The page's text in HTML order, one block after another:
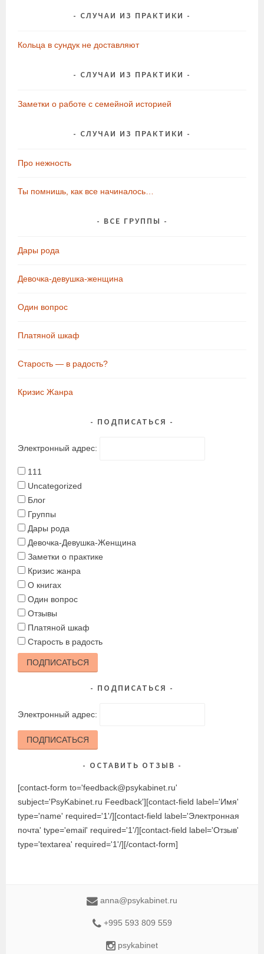
СЛУЧАИ ИЗ ПРАКТИКИ
Кольца в сундук не доставляют
СЛУЧАИ ИЗ ПРАКТИКИ
Заметки о работе с семейной историей
СЛУЧАИ ИЗ ПРАКТИКИ
Про нежность
Ты помнишь, как все начиналось…
ВСЕ ГРУППЫ
Дары рода
Девочка-девушка-женщина
Один вопрос
Платяной шкаф
Старость — в радость?
Кризис Жанра
ПОДПИСАТЬСЯ
Электронный адрес:
111
Uncategorized
Блог
Группы
Дары рода
Девочка-Девушка-Женщина
Заметки о практике
Кризис жанра
О книгах
Один вопрос
Отзывы
Платяной шкаф
Старость в радость
ПОДПИСАТЬСЯ
ПОДПИСАТЬСЯ
Электронный адрес:
ПОДПИСАТЬСЯ
ОСТАВИТЬ ОТЗЫВ
[contact-form to='feedback@psykabinet.ru'
subject='PsyKabinet.ru Feedback'][contact-field label='Имя'
type='name' required='1'/][contact-field label='Электронная
почта' type='email' required='1'/][contact-field label='Отзыв'
type='textarea' required='1'/][/contact-form]
anna@psykabinet.ru
+995 593 809 559
psykabinet